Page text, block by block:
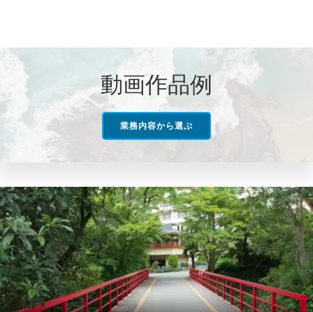
動画作品例
業務内容から選ぶ